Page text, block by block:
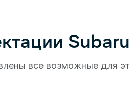
все возможные для